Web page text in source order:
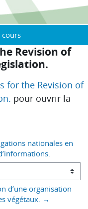
cours
Revision of
for the Revision of
pour ouvrir la
nationales en
d’une organisation
végétaux. →